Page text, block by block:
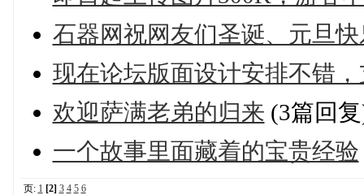
石器网祝网友们圣诞、元旦快
现在论坛版面设计安排不错
欢迎萨满老弟的归来 (3篇回
一个故事里面藏着的宝贵经验
页: 1 [2] 3 4 5 6